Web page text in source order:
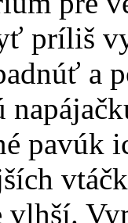
príliš
a
pavúk
vlhší.